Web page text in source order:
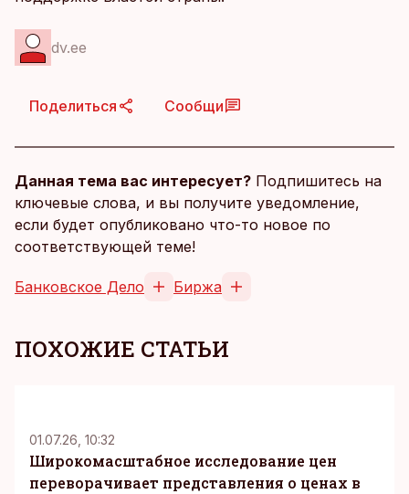
dv.ee
Поделиться Сообщи
Данная тема вас интересует? Подпишитесь на
ключевые слова, и вы получите уведомление,
если будет опубликовано что-то новое по
соответствующей теме!
Банковское Дело Биржа
ПОХОЖИЕ СТАТЬИ
01.07.26, 10:32
Широкомасштабное исследование цен
переворачивает представления о ценах в